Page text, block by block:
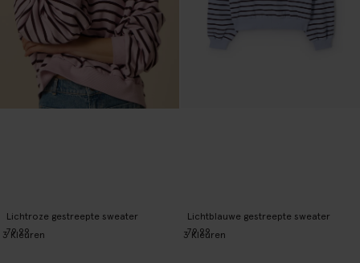
Lichtroze gestreepte sweater
79.99
3Kleuren
Lichtblauwe gestreepte sweater
79.99
3Kleuren